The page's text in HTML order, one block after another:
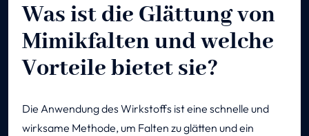
Was ist die Glättung von
Mimikfalten und welche
Vorteile bietet sie?
Die Anwendung des Wirkstoffs ist eine schnelle und
wirksame Methode, um Falten zu glätten und ein